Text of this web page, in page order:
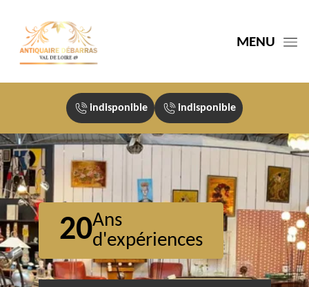
MENU
indisponible indisponible
20Ans
d'expériences